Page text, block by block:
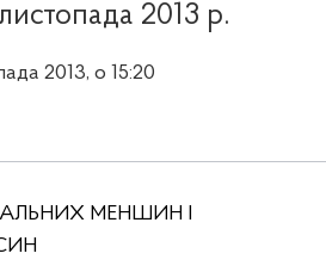
2013 р.
2013, о 15:20
МЕНШИН І